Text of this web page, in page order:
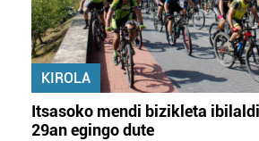
KIROLA
Itsasoko mendi bizikleta
29an egingo dute